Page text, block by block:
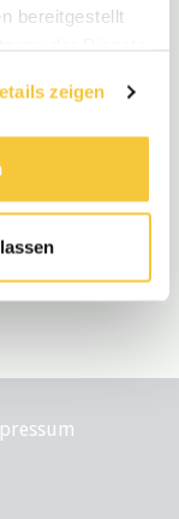
bereitgestellt
zeigen